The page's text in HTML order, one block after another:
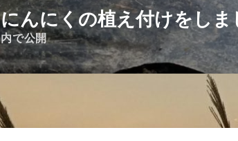
にんにくの植え付けをしま
内で公開